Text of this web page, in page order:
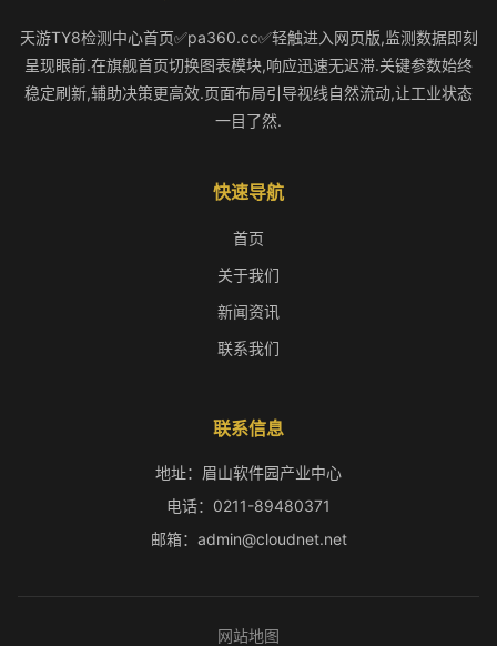
天游TY8检测中心首页✅pa360.cc✅轻触进入网页版,监测数据即刻
呈现眼前.在旗舰首页切换图表模块,响应迅速无迟滞.关键参数始终
稳定刷新,辅助决策更高效.页面布局引导视线自然流动,让工业状态
一目了然.
快速导航
首页
关于我们
新闻资讯
联系我们
联系信息
地址：眉山软件园产业中心
电话：0211-89480371
邮箱：admin@cloudnet.net
网站地图